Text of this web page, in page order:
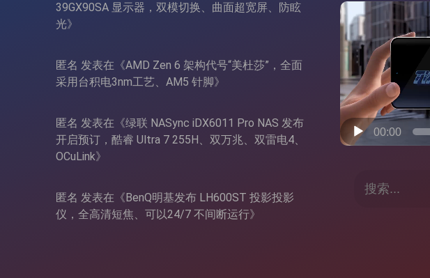
39GX90SA 显示器，双模切换、曲面超宽屏、防眩
光》
匿名 发表在《AMD Zen 6 架构代号“美杜莎”，全面
采用台积电3nm工艺、AM5 针脚》
匿名 发表在《绿联 NASync iDX6011 Pro NAS 发布
开启预订，酷睿 Ultra 7 255H、双万兆、双雷电4、
OCuLink》
匿名 发表在《 BenQ明基发布 LH600ST 投影投影
仪，全高清短焦、可以24/7 不间断运行》
视
频
播
器
00:00